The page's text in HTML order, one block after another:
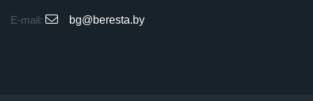
E-mail: bg@beresta.by